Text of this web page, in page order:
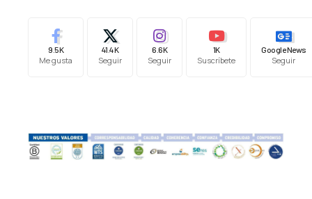
9.5K
Me gusta
41.4K
Seguir
6.6K
Seguir
1K
Suscríbete
Google News
Seguir